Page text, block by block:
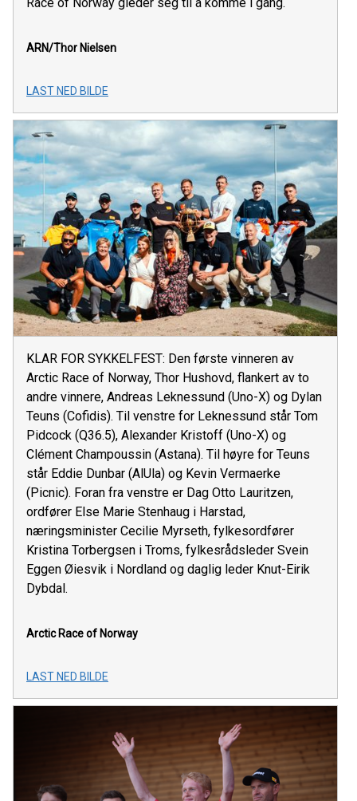
ARN/Thor Nielsen
LAST NED BILDE
KLAR FOR SYKKELFEST: Den første vinneren av
Arctic Race of Norway, Thor Hushovd, flankert av to
andre vinnere, Andreas Leknessund (Uno-X) og Dylan
Teuns (Cofidis). Til venstre for Leknessund står Tom
Pidcock (Q36.5), Alexander Kristoff (Uno-X) og
Clément Champoussin (Astana). Til høyre for Teuns
står Eddie Dunbar (AlUla) og Kevin Vermaerke
(Picnic). Foran fra venstre er Dag Otto Lauritzen,
ordfører Else Marie Stenhaug i Harstad,
næringsminister Cecilie Myrseth, fylkesordfører
Kristina Torbergsen i Troms, fylkesrådsleder Svein
Eggen Øiesvik i Nordland og daglig leder Knut-Eirik
Dybdal.
Arctic Race of Norway
LAST NED BILDE